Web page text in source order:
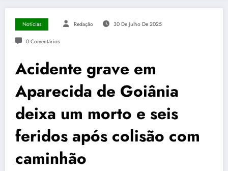
Notícias Redação 30 De Julho De 2025
0 Comentários
Acidente grave em
Aparecida de Goiânia
deixa um morto e seis
feridos após colisão com
caminhão